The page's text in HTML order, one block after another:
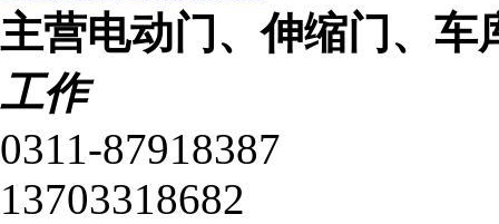
主营电动门、伸缩门、车
工作
0311-87918387
13703318682